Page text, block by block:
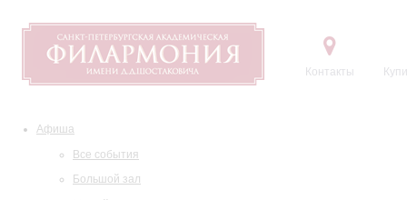
Контакты
Афиша
Все события
Большой зал